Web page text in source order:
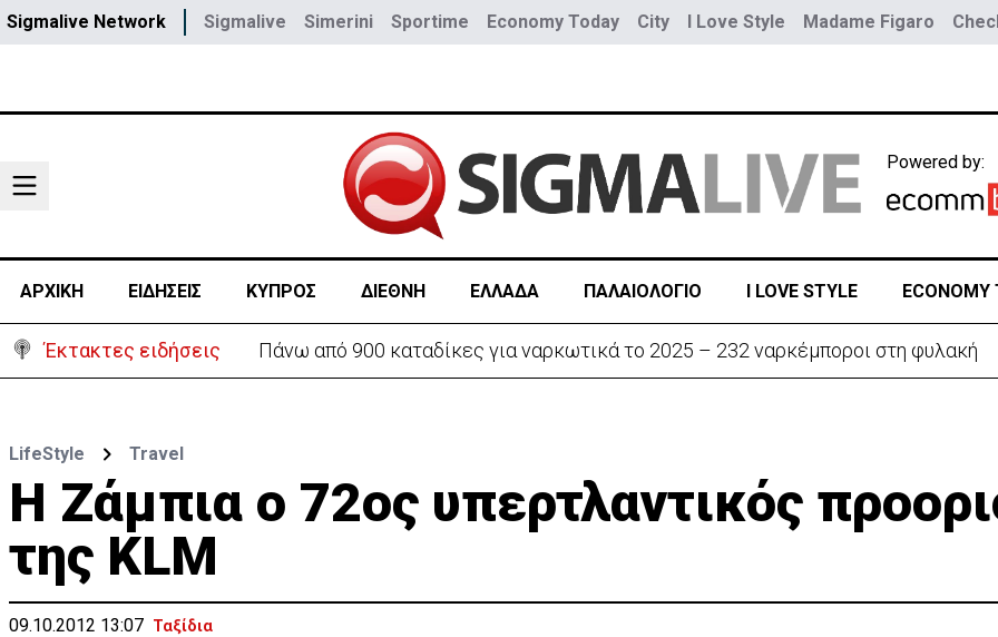
Sigmalive Network Sigmalive Simerini Sportime Economy Today City I Love Style Madame Figaro
Powered by:
ΑΡΧΙΚΗ ΕΙΔΗΣΕΙΣ ΚΥΠΡΟΣ ΔΙΕΘΝΗ ΕΛΛΑΔΑ ΠΑΛΑΙΟΛΟΓΙΟ I LOVE STYLE ECONOMY
Έκτακτες ειδήσεις Πάνω από 900 καταδίκες για ναρκωτικά το 2025 – 232 ναρκέμποροι στη φυλακή
LifeStyle Travel
Η Ζάμπια ο 72ος υπερτλαντικός
της KLM
09.10.2012 13:07 Ταξίδια